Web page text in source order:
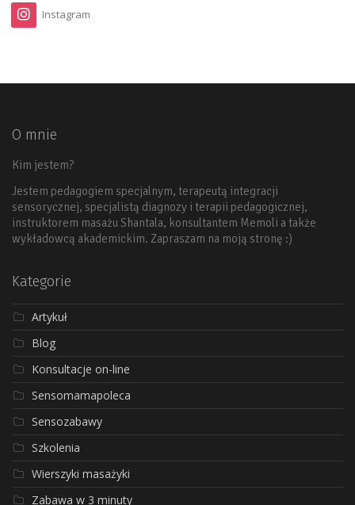
Instagram
O mnie
Kim jestem?
Jestem pedagogiem specjalnym, terapeutą integracji
sensorycznej, specjalistą diagnozy i terapii pedagogicznej,
instruktorem masażu Shantala, konsultantem Memoli a także
wykładowcą akademickim. Zapraszam na moją stronę :)
Kategorie
Artykuł
Blog
Konsultacje on-line
Sensomamapoleca
Sensozabawy
Szkolenia
Wierszyki masażyki
Zabawa w 3 minuty